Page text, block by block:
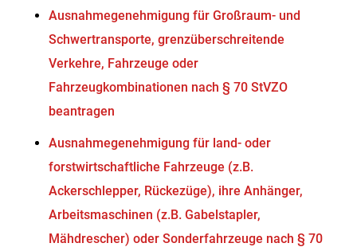
Ausnahmegenehmigung für Großraum- und
Schwertransporte, grenzüberschreitende
Verkehre, Fahrzeuge oder
Fahrzeugkombinationen nach § 70 StVZO
beantragen
Ausnahmegenehmigung für land- oder
forstwirtschaftliche Fahrzeuge (z.B.
Ackerschlepper, Rückezüge), ihre Anhänger,
Arbeitsmaschinen (z.B. Gabelstapler,
Mähdrescher) oder Sonderfahrzeuge nach § 70